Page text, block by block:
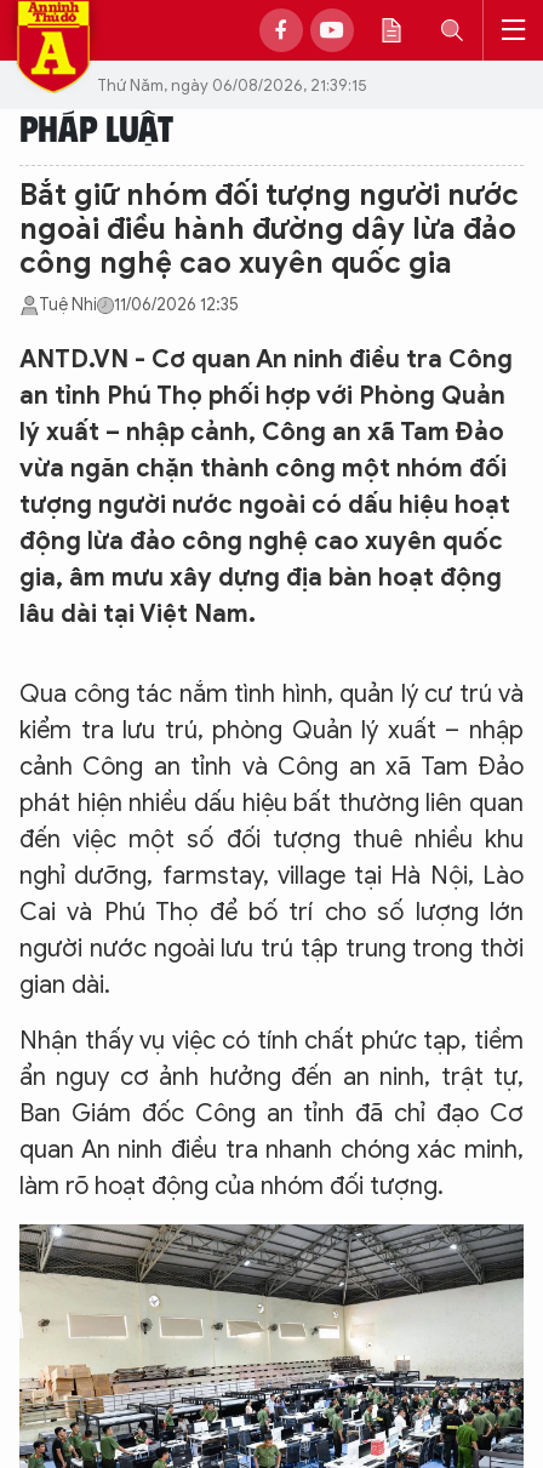
Thứ Năm, ngày 06/08/2026, 21:39:15
PHÁP LUẬT
Bắt giữ nhóm đối tượng người nước
ngoài điều hành đường dây lừa đảo
công nghệ cao xuyên quốc gia
Tuệ Nhi 11/06/2026 12:35
ANTD.VN - Cơ quan An ninh điều tra Công
an tỉnh Phú Thọ phối hợp với Phòng Quản
lý xuất – nhập cảnh, Công an xã Tam Đảo
vừa ngăn chặn thành công một nhóm đối
tượng người nước ngoài có dấu hiệu hoạt
động lừa đảo công nghệ cao xuyên quốc
gia, âm mưu xây dựng địa bàn hoạt động
lâu dài tại Việt Nam.
Qua công tác nắm tình hình, quản lý cư trú và
kiểm tra lưu trú, phòng Quản lý xuất – nhập
cảnh Công an tỉnh và Công an xã Tam Đảo
phát hiện nhiều dấu hiệu bất thường liên quan
đến việc một số đối tượng thuê nhiều khu
nghỉ dưỡng, farmstay, village tại Hà Nội, Lào
Cai và Phú Thọ để bố trí cho số lượng lớn
người nước ngoài lưu trú tập trung trong thời
gian dài.
Nhận thấy vụ việc có tính chất phức tạp, tiềm
ẩn nguy cơ ảnh hưởng đến an ninh, trật tự,
Ban Giám đốc Công an tỉnh đã chỉ đạo Cơ
quan An ninh điều tra nhanh chóng xác minh,
làm rõ hoạt động của nhóm đối tượng.